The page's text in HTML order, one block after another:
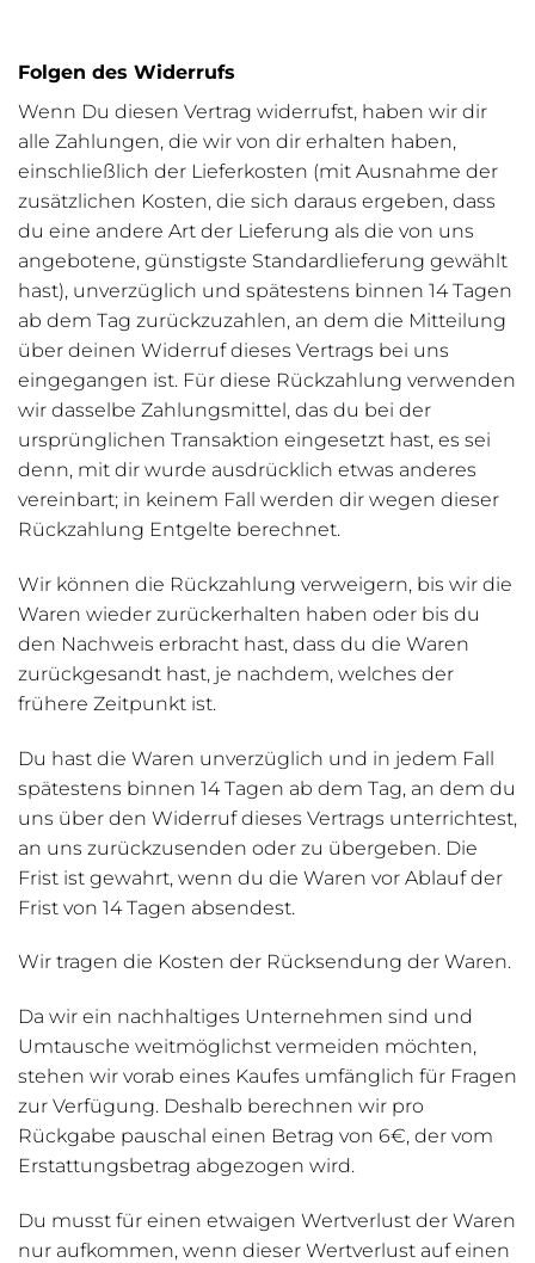
Folgen des Widerrufs
Wenn Du diesen Vertrag widerrufst, haben wir dir
alle Zahlungen, die wir von dir erhalten haben,
einschließlich der Lieferkosten (mit Ausnahme der
zusätzlichen Kosten, die sich daraus ergeben, dass
du eine andere Art der Lieferung als die von uns
angebotene, günstigste Standardlieferung gewählt
hast), unverzüglich und spätestens binnen 14 Tagen
ab dem Tag zurückzuzahlen, an dem die Mitteilung
über deinen Widerruf dieses Vertrags bei uns
eingegangen ist. Für diese Rückzahlung verwenden
wir dasselbe Zahlungsmittel, das du bei der
ursprünglichen Transaktion eingesetzt hast, es sei
denn, mit dir wurde ausdrücklich etwas anderes
vereinbart; in keinem Fall werden dir wegen dieser
Rückzahlung Entgelte berechnet.
Wir können die Rückzahlung verweigern, bis wir die
Waren wieder zurückerhalten haben oder bis du
den Nachweis erbracht hast, dass du die Waren
zurückgesandt hast, je nachdem, welches der
frühere Zeitpunkt ist.
Du hast die Waren unverzüglich und in jedem Fall
spätestens binnen 14 Tagen ab dem Tag, an dem du
uns über den Widerruf dieses Vertrags unterrichtest,
an uns zurückzusenden oder zu übergeben. Die
Frist ist gewahrt, wenn du die Waren vor Ablauf der
Frist von 14 Tagen absendest.
Wir tragen die Kosten der Rücksendung der Waren.
Da wir ein nachhaltiges Unternehmen sind und
Umtausche weitmöglichst vermeiden möchten,
stehen wir vorab eines Kaufes umfänglich für Fragen
zur Verfügung. Deshalb berechnen wir pro
Rückgabe pauschal einen Betrag von 6€, der vom
Erstattungsbetrag abgezogen wird.
Du musst für einen etwaigen Wertverlust der Waren
nur aufkommen, wenn dieser Wertverlust auf einen